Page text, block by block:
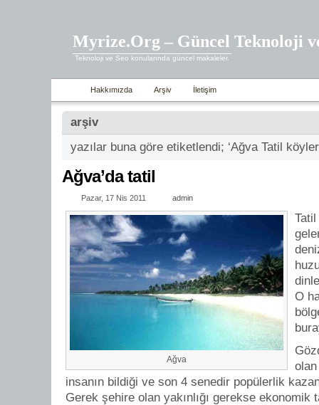
Myrize.Org – Güncel Teknoloji
Teknoloji ve Seo konularında güncel makaleler.
Hakkımızda Arşiv İletişim
arşiv
yazılar buna göre etiketlendi; ‘Ağva Tatil
Ağva’da tatil
Pazar, 17 Nis 2011 admin
Ağva
Tatil
O
insanın bildiği ve son 4 senedir popülerlik
Gerek şehire olan yakınlığı gerekse ekonomik